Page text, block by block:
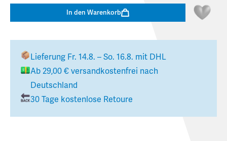
In den Warenkorb
Lieferung Fr. 14.8. – So. 16.8. mit DHL
Ab 29,00 € versandkostenfrei nach
Deutschland
30 Tage kostenlose Retoure